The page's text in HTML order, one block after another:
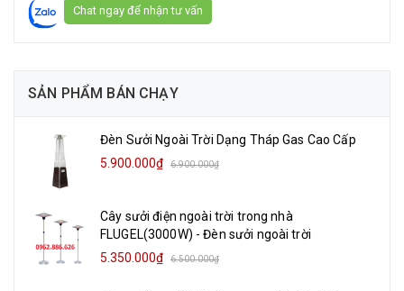
Chat ngay để nhận tư vấn
SẢN PHẨM BÁN CHẠY
Đèn Sưởi Ngoài Trời Dạng Tháp Gas Cao Cấp
5.900.000₫
6.900.000₫
Cây sưởi điện ngoài trời trong nhà
FLUGEL(3000W) - Đèn sưởi ngoài trời
5.350.000₫
6.500.000₫